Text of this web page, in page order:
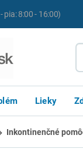
pia: 8:00 - 16:00)
Lieky
Inkontinenčné